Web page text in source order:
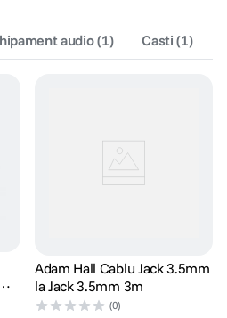
audio(1) Casti (1)
Adam Hall Cablu Jack 3.5mm
la Jack 3.5mm 3m
(0)